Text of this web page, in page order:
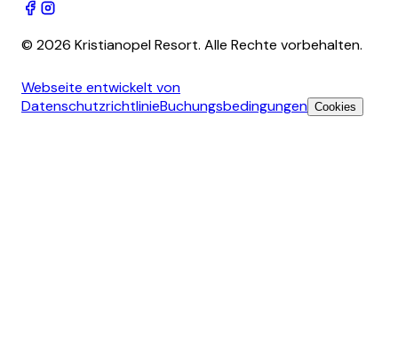
© 2026 Kristianopel Resort. Alle Rechte vorbehalten.
Webseite entwickelt von
DatenschutzrichtlinieBuchungsbedingungen Cookies